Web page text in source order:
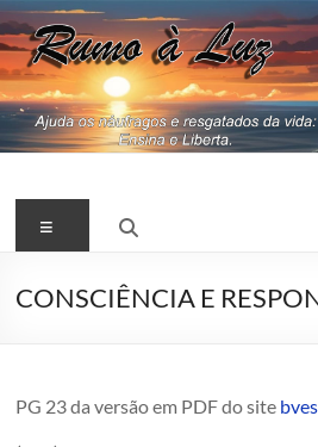
Pular
para
o
conteúdo
RUMO
A
LUZ
Menu
CONSCIÊNCIA E
PG 23 da versão em PDF do site